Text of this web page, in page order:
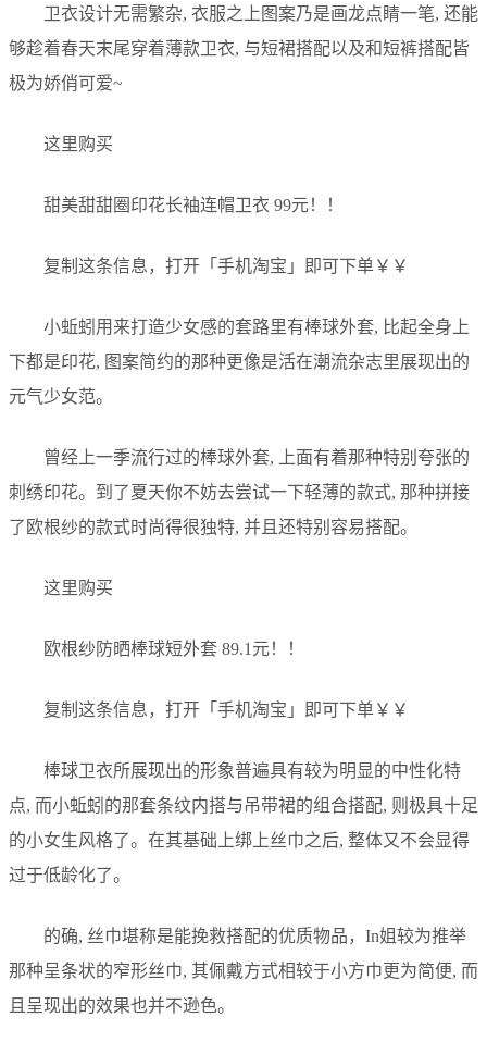
卫衣设计无需繁杂, 衣服之上图案乃是画龙点睛一笔, 还能
够趁着春天末尾穿着薄款卫衣, 与短裙搭配以及和短裤搭配皆
极为娇俏可爱~
这里购买
甜美甜甜圈印花长袖连帽卫衣 99元！！
复制这条信息，打开「手机淘宝」即可下单￥￥
小蚯蚓用来打造少女感的套路里有棒球外套, 比起全身上
下都是印花, 图案简约的那种更像是活在潮流杂志里展现出的
元气少女范。
曾经上一季流行过的棒球外套, 上面有着那种特别夸张的
刺绣印花。到了夏天你不妨去尝试一下轻薄的款式, 那种拼接
了欧根纱的款式时尚得很独特, 并且还特别容易搭配。
这里购买
欧根纱防晒棒球短外套 89.1元！！
复制这条信息，打开「手机淘宝」即可下单￥￥
棒球卫衣所展现出的形象普遍具有较为明显的中性化特
点, 而小蚯蚓的那套条纹内搭与吊带裙的组合搭配, 则极具十足
的小女生风格了。在其基础上绑上丝巾之后, 整体又不会显得
过于低龄化了。
的确, 丝巾堪称是能挽救搭配的优质物品，In姐较为推举
那种呈条状的窄形丝巾, 其佩戴方式相较于小方巾更为简便, 而
且呈现出的效果也并不逊色。